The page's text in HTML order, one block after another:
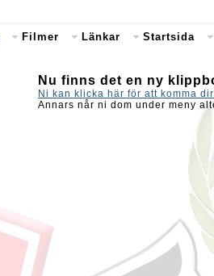
Filmer Länkar Startsida
Nu finns det en ny
Ni kan klicka här för att komma
Annars når ni dom under meny